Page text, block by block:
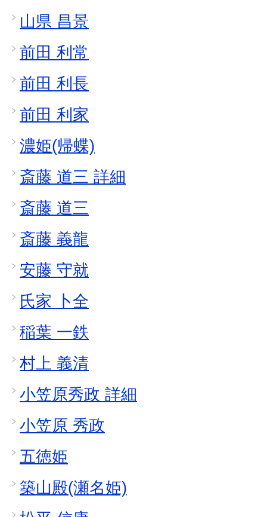
山県 昌景
前田 利常
前田 利長
前田 利家
濃姫(帰蝶)
斎藤 道三 詳細
斎藤 道三
斎藤 義龍
安藤 守就
氏家 卜全
稲葉 一鉄
村上 義清
小笠原秀政 詳細
小笠原 秀政
五徳姫
築山殿(瀬名姫)